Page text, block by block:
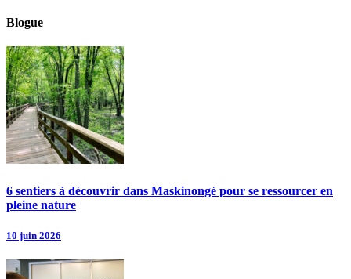
Blogue
6 sentiers à découvrir dans Maskinongé pour se ressourcer en
pleine nature
10 juin 2026